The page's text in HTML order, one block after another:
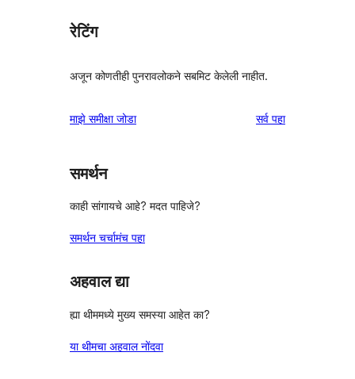
रेटिंग
अजून कोणतीही पुनरावलोकने सबमिट केलेली नाहीत.
माझे समीक्षा जोडा सर्वपुनरावलोकने
पहा
समर्थन
काही सांगायचे आहे? मदत पाहिजे?
समर्थन चर्चामंच पहा
अहवाल द्या
ह्या थीममध्ये मुख्य समस्या आहेत का?
या थीमचा अहवाल नोंदवा